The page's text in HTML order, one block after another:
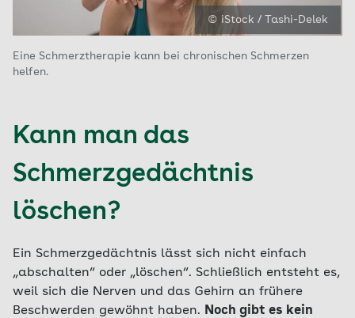
© iStock / Tashi-Delek
Eine Schmerztherapie kann bei chronischen Schmerzen
helfen.
Kann man das
Schmerzgedächtnis
löschen?
Ein Schmerzgedächtnis lässt sich nicht einfach
„abschalten“ oder „löschen“. Schließlich entsteht es,
weil sich die Nerven und das Gehirn an frühere
Beschwerden gewöhnt haben. Noch gibt es kein